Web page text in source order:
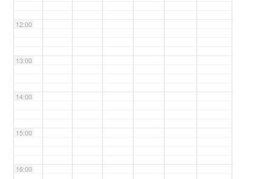
12:00
13:00
14:00
15:00
16:00